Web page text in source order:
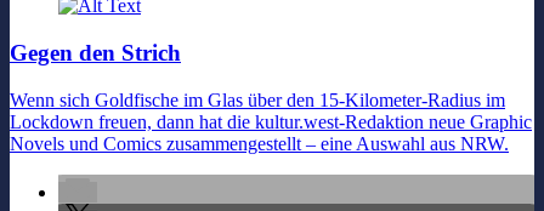
Gegen den Strich
Wenn sich Goldfische im Glas über den 15-Kilometer-Radius im
Lockdown freuen, dann hat die kultur.west-Redaktion neue Graphic
Novels und Comics zusammengestellt – eine Auswahl aus NRW.